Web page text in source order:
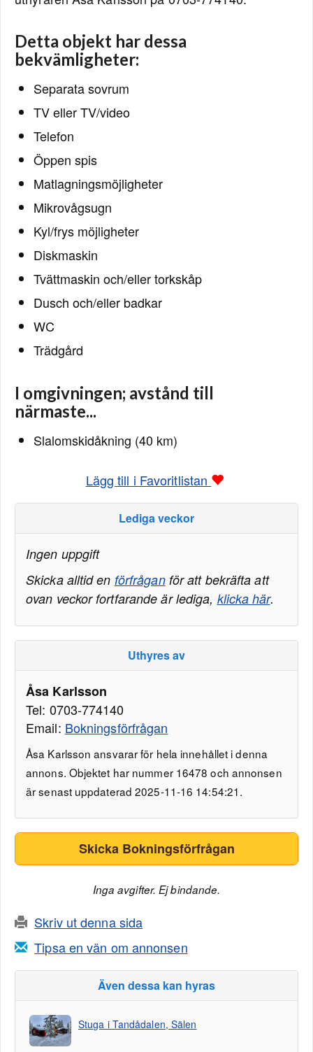
Detta objekt har dessa
bekvämligheter:
Separata sovrum
TV eller TV/video
Telefon
Öppen spis
Matlagningsmöjligheter
Mikrovågsugn
Kyl/frys möjligheter
Diskmaskin
Tvättmaskin och/eller torkskåp
Dusch och/eller badkar
WC
Trädgård
I omgivningen; avstånd till
närmaste...
Slalomskidåkning (40 km)
Lägg till i Favoritlistan
Lediga veckor
Ingen uppgift
Skicka alltid en förfråganför att bekräfta att
ovan veckor fortfarande är lediga, klicka här.
Uthyres av
Åsa Karlsson
Tel: 0703-774140
Email: Bokningsförfrågan
Åsa Karlsson ansvarar för hela innehållet i denna
annons. Objektet har nummer 16478 och annonsen
är senast uppdaterad 2025-11-16 14:54:21.
Skicka Bokningsförfrågan
Inga avgifter. Ej bindande.
Skriv ut denna sida
Tipsa en vän om annonsen
Även dessa kan hyras
Stuga i Tandådalen, Sälen